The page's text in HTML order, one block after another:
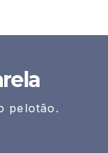
pelotão.